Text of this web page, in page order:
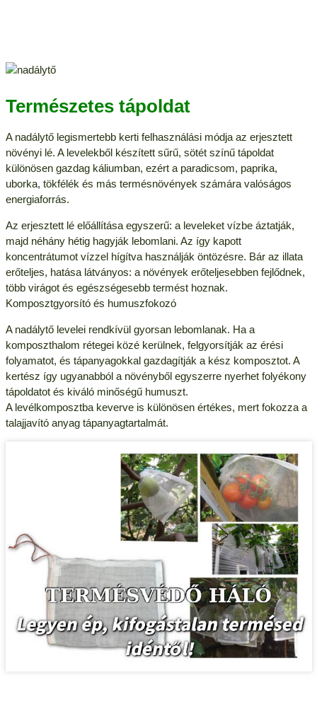
Természetes tápoldat
A nadálytő legismertebb kerti felhasználási módja az erjesztett
növényi lé. A levelekből készített sűrű, sötét színű tápoldat
különösen gazdag káliumban, ezért a paradicsom, paprika,
uborka, tökfélék és más termésnövények számára valóságos
energiaforrás.
Az erjesztett lé előállítása egyszerű: a leveleket vízbe áztatják,
majd néhány hétig hagyják lebomlani. Az így kapott
koncentrátumot vízzel hígítva használják öntözésre. Bár az illata
erőteljes, hatása látványos: a növények erőteljesebben fejlődnek,
több virágot és egészségesebb termést hoznak.
Komposztgyorsító és humuszfokozó
A nadálytő levelei rendkívül gyorsan lebomlanak. Ha a
komposzthalom rétegei közé kerülnek, felgyorsítják az érési
folyamatot, és tápanyagokkal gazdagítják a kész komposztot. A
kertész így ugyanabból a növényből egyszerre nyerhet folyékony
tápoldatot és kiváló minőségű humuszt.
A levélkomposztba keverve is különösen értékes, mert fokozza a
talajjavító anyag tápanyagtartalmát.